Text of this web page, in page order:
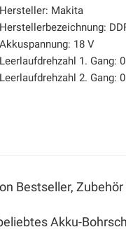
Hersteller: Makita
Herstellerbezeichnung:
Akkuspannung: 18 V
Leerlaufdrehzahl 1. Gang:
Leerlaufdrehzahl 2. Gang:
Bestseller,
Akku-